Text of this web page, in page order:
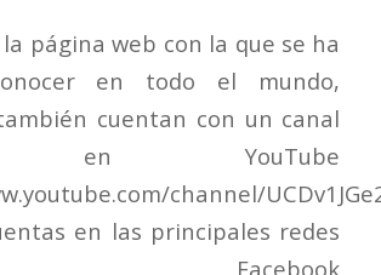
página web con la que se ha
en todo el mundo,
cuentan con un canal
en YouTube
channel/
en las principales redes
Facebook